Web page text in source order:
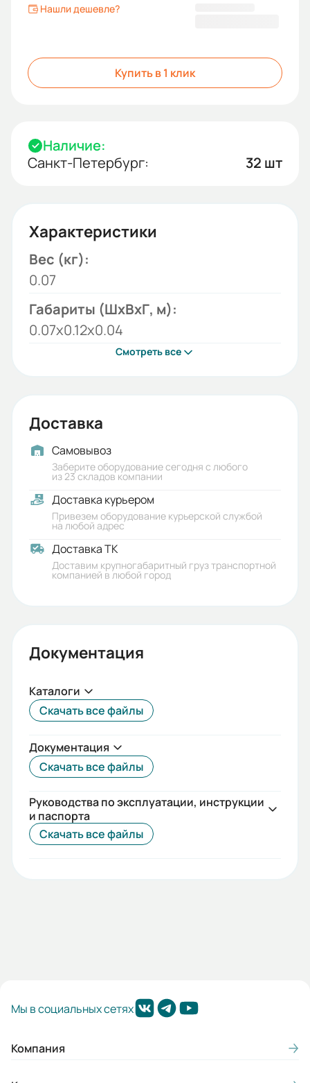
Нашли дешевле?
Купить в 1 клик
Наличие:
Санкт-Петербург:
32 шт
Характеристики
Вес (кг):
0.07
Габариты (ШхВхГ, м):
0.07x0.12x0.04
Смотреть все
Доставка
Самовывоз
Заберите оборудование сегодня с любого
из 23 складов компании
Доставка курьером
Привезем оборудование курьерской службой
на любой адрес
Доставка ТК
Доставим крупногабаритный груз транспортной
компанией в любой город
Документация
Каталоги
Скачать все файлы
Документация
Скачать все файлы
Руководства по эксплуатации, инструкции
и паспорта
Скачать все файлы
Мы в социальных сетях
Компания